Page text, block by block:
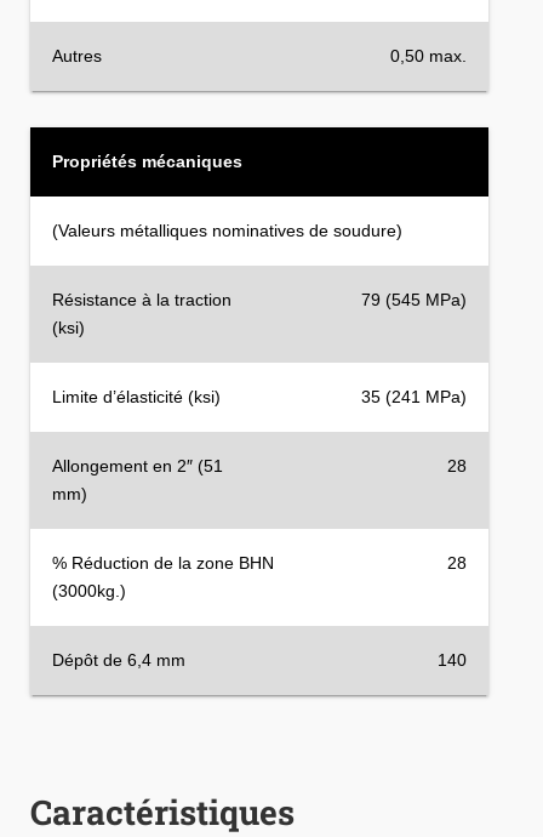
Autres 0,50 max.
Propriétés mécaniques
(Valeurs métalliques nominatives de soudure)
Résistance à la traction
(ksi)
79 (545 MPa)
Limite d’élasticité (ksi) 35 (241 MPa)
Allongement en 2″ (51
mm)
28
% Réduction de la zone BHN
(3000kg.)
28
Dépôt de 6,4 mm 140
Caractéristiques